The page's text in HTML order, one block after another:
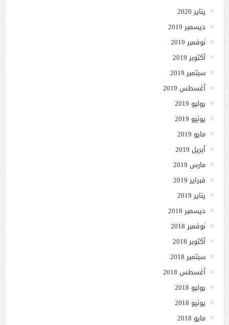
يناير 2020
ديسمبر 2019
نوفمبر 2019
أكتوبر 2019
سبتمبر 2019
أغسطس 2019
يوليو 2019
يونيو 2019
مايو 2019
أبريل 2019
مارس 2019
فبراير 2019
يناير 2019
ديسمبر 2018
نوفمبر 2018
أكتوبر 2018
سبتمبر 2018
أغسطس 2018
يوليو 2018
يونيو 2018
مايو 2018